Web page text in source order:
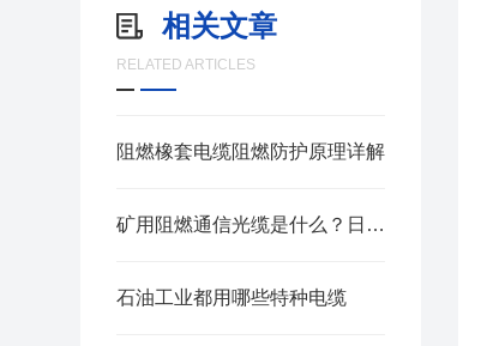
相关文章
RELATED ARTICLES
阻燃橡套电缆阻燃防护原理详解
矿用阻燃通信光缆是什么？日常维护与防护要点
石油工业都用哪些特种电缆